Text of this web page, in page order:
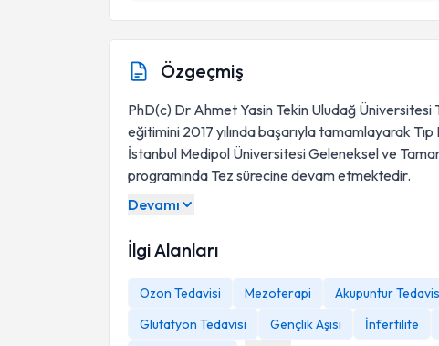
Özgeçmiş
PhD(c) Dr Ahmet Yasin Tekin Uludağ Üniversitesi
eğitimini 2017 yılında başarıyla tamamlayarak Tıp
İstanbul Medipol Üniversitesi Geleneksel ve
programında Tez sürecine devam etmektedir.
Devamı
İlgi Alanları
Ozon Tedavisi Mezoterapi Akupuntur
Glutatyon Tedavisi
Gençlik Aşısı İnfertilite